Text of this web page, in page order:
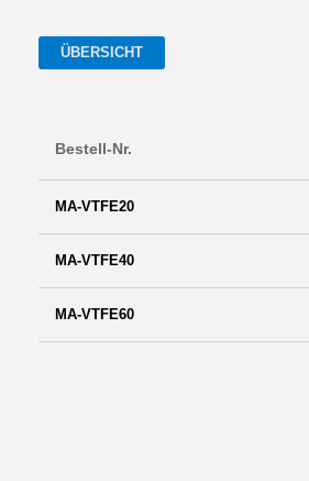
ÜBERSICHT
Bestell-Nr.
MA-VTFE20
MA-VTFE40
MA-VTFE60